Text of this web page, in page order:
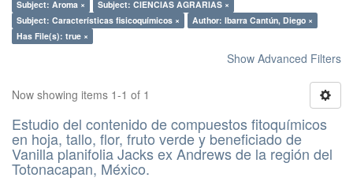
Subject: Aroma ×
Subject: CIENCIAS AGRARIAS ×
Subject: Características fisicoquímicos ×
Author: Ibarra Cantún, Diego ×
Has File(s): true ×
Show Advanced Filters
Now showing items 1-1 of 1
Estudio del contenido de compuestos fitoquímicos
en hoja, tallo, flor, fruto verde y beneficiado de
Vanilla planifolia Jacks ex Andrews de la región del
Totonacapan, México.